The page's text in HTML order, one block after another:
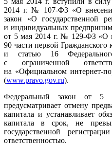
2014 г. № 107-ФЗ «О
закон «О государственной
и индивидуальных
от 5 мая 2014 г. № 129-ФЗ «О
90 части первой Гражданского
и статью 16
с ограниченной
на «Официальном интернет-
(www.pravo.gov.ru).
Федеральный закон
предусматривает отмену
капитала и устанавливает
капитала в срок, не
государственной
ответственностью.